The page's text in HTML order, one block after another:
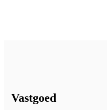
Vastgoed